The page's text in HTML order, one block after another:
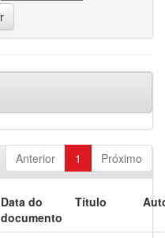
Anterior 1 Próximo
Data do
documento
Título